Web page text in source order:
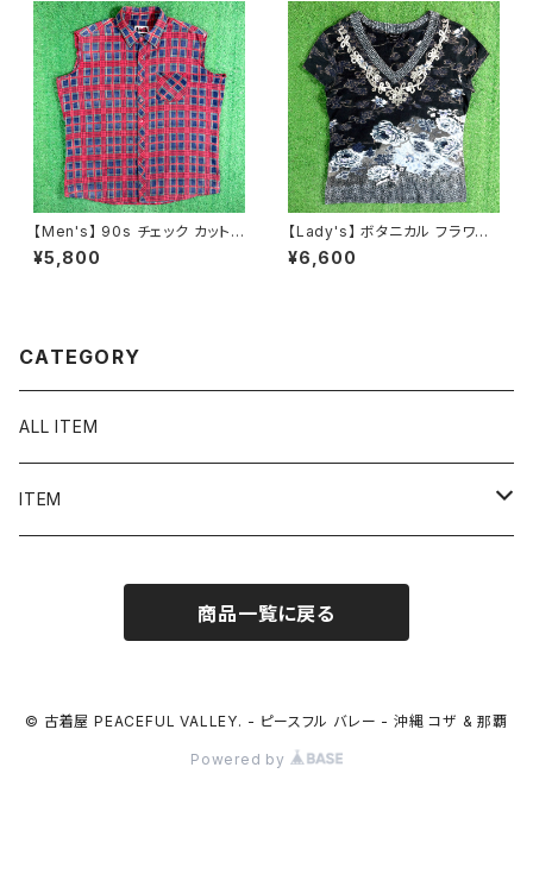
【Men's】 90s チェック カットオ
フ フランネル ノースリーブ シャ
ツ / 90年代 ベスト 古着 ネルシ
¥5,800
【Lady's】 ボタニカル フラワー
柄 Vネック トップス / 古着 Tシ
ャツ ティーシャツ T-Shirt Y2K
¥6,600
CATEGORY
ALL ITEM
ITEM
シャツ／ブラウス
半袖シャツ / ブラウス
タンクトップ
商品一覧に戻る
© 古着屋 PEACEFUL VALLEY. - ピースフル バレー - 沖縄 コザ & 那覇
Powered by